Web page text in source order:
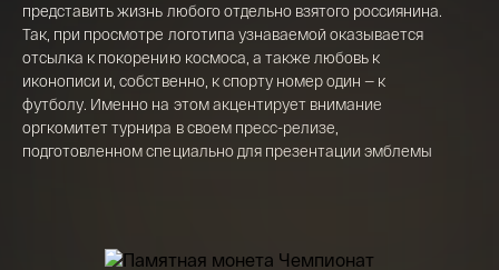
представить жизнь любого отдельно взятого россиянина.
Так, при просмотре логотипа узнаваемой оказывается
отсылка к покорению космоса, а также любовь к
иконописи и, собственно, к спорту номер один — к
футболу. Именно на этом акцентирует внимание
оргкомитет турнира в своем пресс-релизе,
подготовленном специально для презентации эмблемы
Российская инвестиционная монета
Георгий Победоносец золото 100 рублей
15,5 гр 2021
Имя*